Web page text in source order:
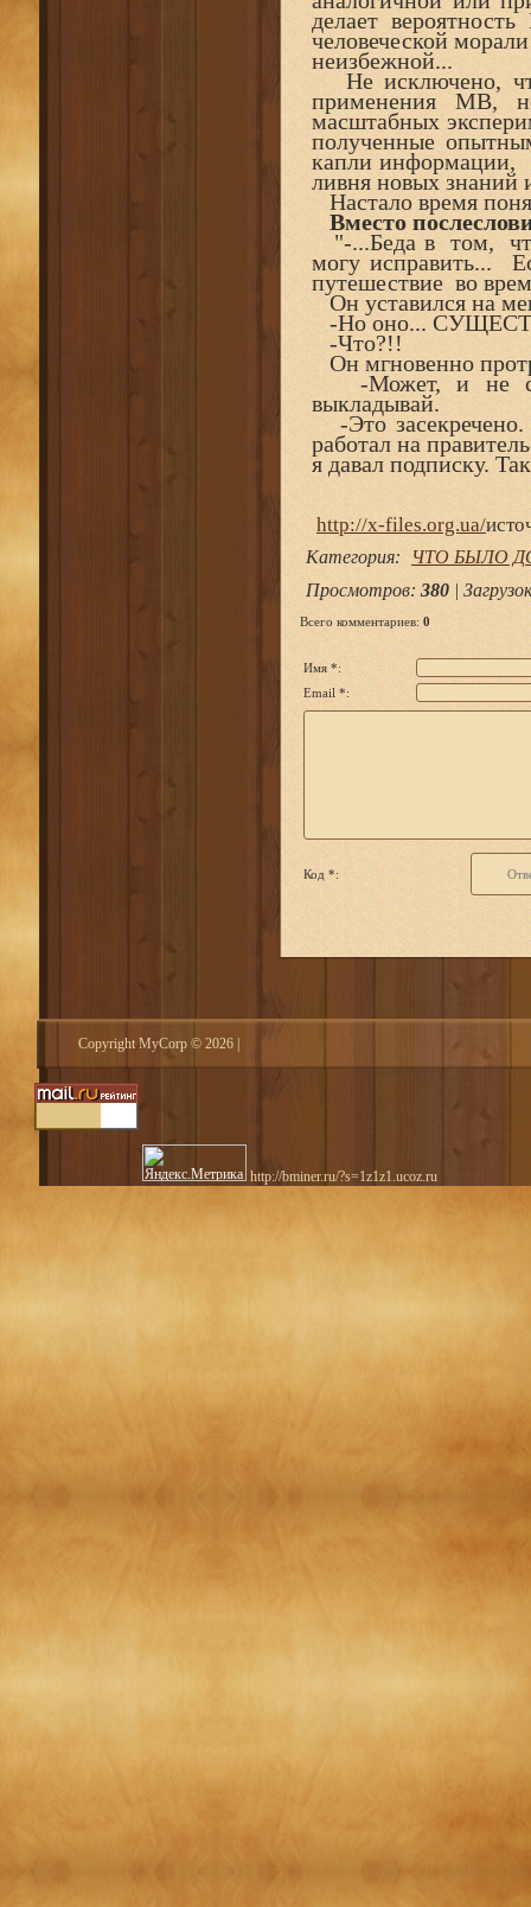
делает
человеческой
неизбежной...
Не исключено,
применения МВ,
масштабных
полученные
капли информации,
ливня новых знаний
Настало время
Вместо
"-...Беда в том,
могу исправить...
путешествие во
Он уставился на
-Но оно...
-Что?!!
Он мгновенно
-Может, и не
выкладывай.
-Это
работал на
я давал подписку.
http://x-files.org.ua/
Категория:
ЧТО БЫЛО
Просмотров: 380 | Загрузок
Всего комментариев: 0
Имя *:
Email *:
Код *:
Copyright MyCorp © 2026
http://bminer.ru/?s=1z1z1.ucoz.ru